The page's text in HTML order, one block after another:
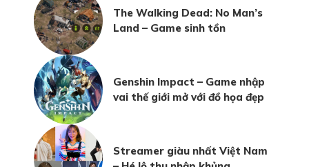
The Walking Dead: No Man’s
Land – Game sinh tồn
Genshin Impact – Game nhập
vai thế giới mở với đồ họa đẹp
Streamer giàu nhất Việt Nam